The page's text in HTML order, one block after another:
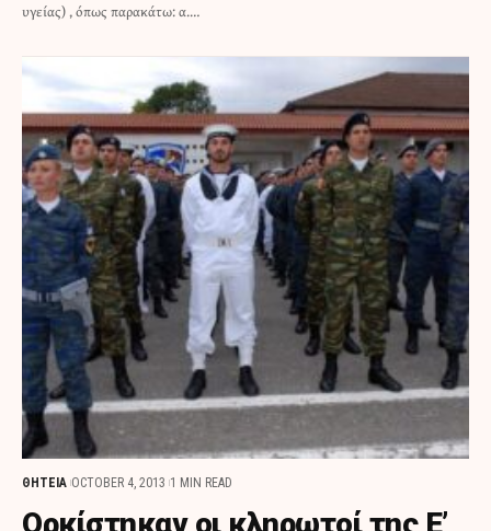
υγείας) , όπως παρακάτω: α.…
ΘΗΤΕΙΑ OCTOBER 4, 2013 1 MIN READ